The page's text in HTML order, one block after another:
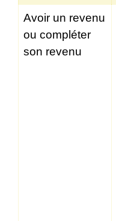
Avoir un revenu
ou compléter
son revenu